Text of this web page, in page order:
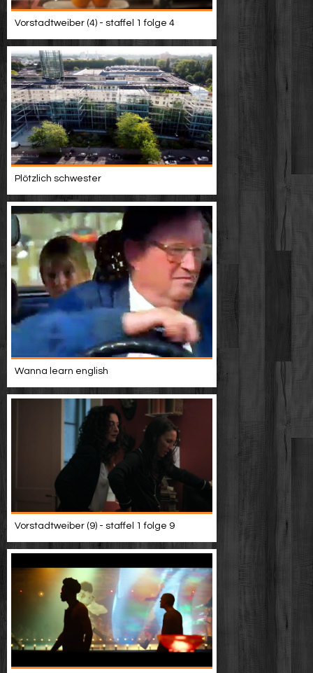
Vorstadtweiber (4) - staffel 1 folge 4
Plötzlich schwester
Wanna learn english
Vorstadtweiber (9) - staffel 1 folge 9